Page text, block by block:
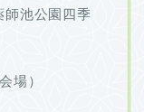
師池公園四季
場）